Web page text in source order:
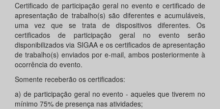
Certificado de participação geral no evento e certificado de
apresentação de trabalho(s) são diferentes e acumuláveis,
uma vez que se trata de dispositivos diferentes. Os
certificados de participação geral no evento serão
disponibilizados via SIGAA e os certificados de apresentação
de trabalho(s) enviados por e-mail, ambos posteriormente à
ocorrência do evento.
Somente receberão os certificados:
a) de participação geral no evento - aqueles que tiverem no
mínimo 75% de presença nas atividades;